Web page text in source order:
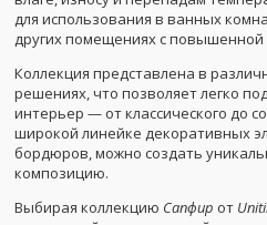
для использования в ванных
других помещениях с
Коллекция представлена в
решениях, что позволяет легко
интерьер — от классического до
широкой линейке декоративных
бордюров, можно создать
композицию.
Выбирая коллекцию Сапфир от